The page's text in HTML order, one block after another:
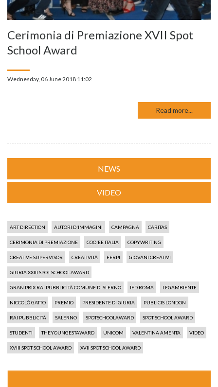
Cerimonia di Premiazione XVII Spot
School Award
Wednesday, 06 June 2018 11:02
Read more...
NEWS
VIDEO
ART DIRECTION AUTORI D'IMMAGINI CAMPAGNA CARITAS
CERIMONIA DI PREMIAZIONE COO'EE ITALIA COPYWRITING
CREATIVE SUPERVISOR CREATIVITÀ FERPI GIOVANI CREATIVI
GIURIA XXIII SPOT SCHOOL AWARD
GRAN PRIX RAI PUBBLICITÀ COMUNE DI SLERNO IED ROMA LEGAMBIENTE
NICCOLÒ GATTO PREMIO PRESIDENTE DI GIURIA PUBLICIS LONDON
RAI PUBBLICITÀ SALERNO SPOTSCHOOLAWARD SPOT SCHOOL AWARD
STUDENTI THEYOUNGESTAWARD UNICOM VALENTINA AMENTA VIDEO
XVIII SPOT SCHOOL AWARD XVII SPOT SCHOOL AWARD